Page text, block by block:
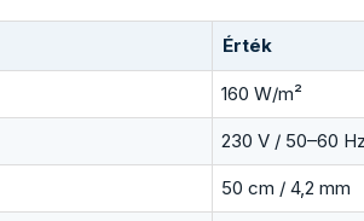
Érték
160 W/m²
230 V / 50–60 Hz
50 cm / 4,2 mm